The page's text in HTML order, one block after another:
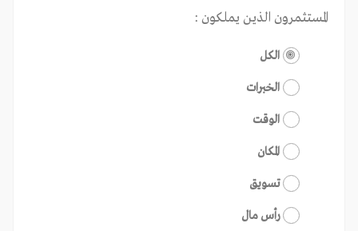
المستثمرون الذين يملكون :
الكل
الخبرات
الوقت
المكان
تسويق
رأس مال